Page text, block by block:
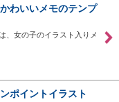
わいいメモのテンプ
、女の子のイラスト入りメ
ポイントイラスト